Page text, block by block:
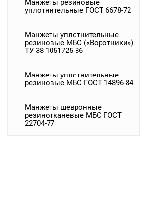
Манжеты резиновые
уплотнительные ГОСТ 6678-72
Манжеты уплотнительные
резиновые МБС («Воротники»)
ТУ 38-1051725-86
Манжеты уплотнительные
резиновые МБС ГОСТ 14896-84
Манжеты шевронные
резинотканевые МБС ГОСТ
22704-77